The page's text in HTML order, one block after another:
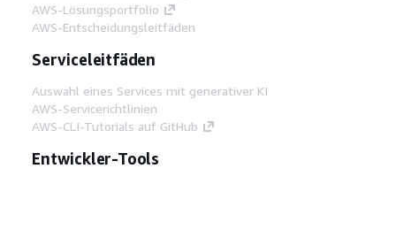
AWS-Lösungsportfolio
AWS-Entscheidungsleitfäden
Serviceleitfäden
Auswahl eines Services mit generativer KI
AWS-Servicerichtlinien
AWS-CLI-Tutorials auf GitHub
Entwickler-Tools